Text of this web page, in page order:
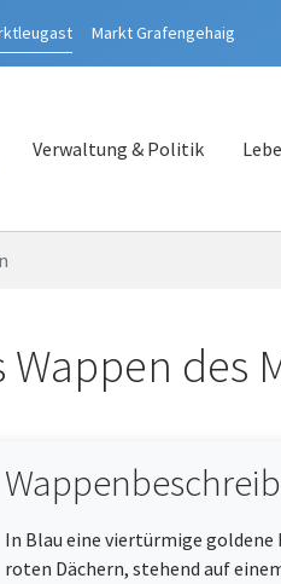
MarktGrafengehaig
Verwaltung & Politik
Wappen des
In Blau eine viertürmige
roten Dächern, stehend auf